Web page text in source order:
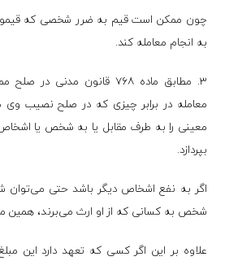
چون ممکن است قیم به ضرر شخصی که قیمومت
به انجام معامله کند.
۳. مطابق ماده ۷۶۸ قانون
معامله در برابر چیزی که در صلح نصیب
معینی را به طرف مقابل یا به شخص یا
بپردازد.
اگر به نفع اشخاص دیگر باشد حتی می‌توان
شخص به کسانی که از او ارث می‌برند، همین
علاوه بر این اگر کسی که تعهد دارد این